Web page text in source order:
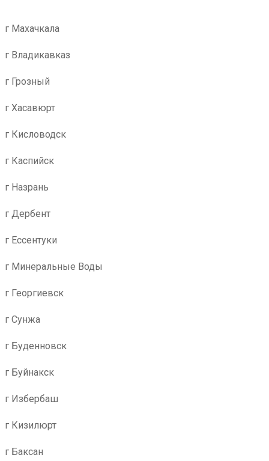
г Махачкала
г Владикавказ
г Грозный
г Хасавюрт
г Кисловодск
г Каспийск
г Назрань
г Дербент
г Ессентуки
г Минеральные Воды
г Георгиевск
г Сунжа
г Буденновск
г Буйнакск
г Избербаш
г Кизилюрт
г Баксан